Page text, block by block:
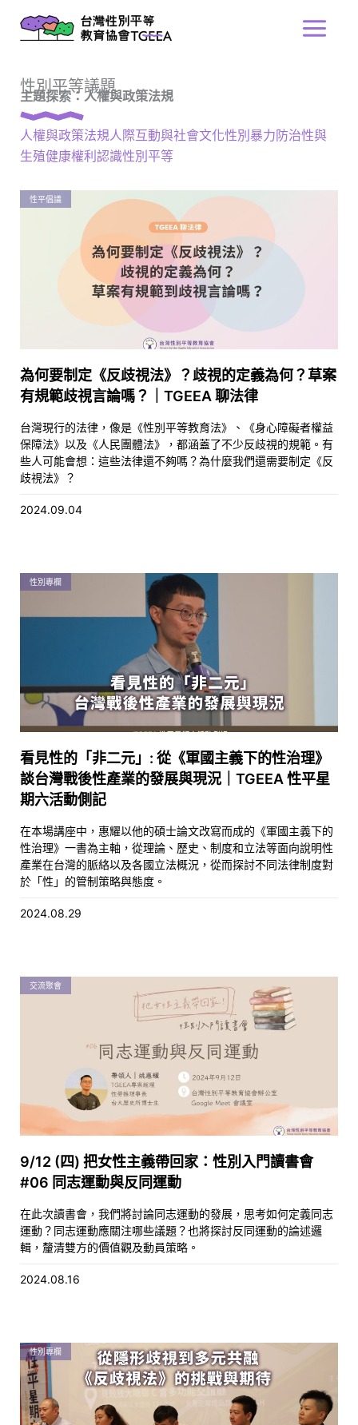
Main
性別平等議題
主題探索：人權與政策法規
人權與政策法規人際互動與社會文化性別暴力防治性與
生殖健康權利 認識性別平等
性平倡議
為何要制定《反歧視法》？歧視的定義為何？草案
有規範歧視言論嗎？｜TGEEA 聊法律
台灣現行的法律，像是《性別平等教育法》、《身心障礙者權益
保障法》以及《人民團體法》，都涵蓋了不少反歧視的規範。有
些人可能會想：這些法律還不夠嗎？為什麼我們還需要制定《反
歧視法》？
2024.09.04
性別專欄
看見性的「非二元」: 從《軍國主義下的性治理》
談台灣戰後性產業的發展與現況｜TGEEA 性平星
期六活動側記
在本場講座中，惠耀以他的碩士論文改寫而成的《軍國主義下的
性治理》一書為主軸，從理論、歷史、制度和立法等面向說明性
產業在台灣的脈絡以及各國立法概況，從而探討不同法律制度對
於「性」的管制策略與態度。
2024.08.29
交流聚會
9/12 (四) 把女性主義帶回家：性別入門讀書會
#06 同志運動與反同運動
在此次讀書會，我們將討論同志運動的發展，思考如何定義同志
運動？同志運動應關注哪些議題？也將探討反同運動的論述邏
輯，釐清雙方的價值觀及動員策略。
2024.08.16
性別專欄